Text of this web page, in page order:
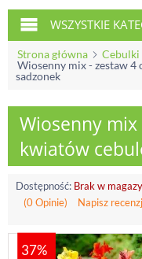
WSZYSTKIE
Strona główna Cebulki
Wiosenny mix - zestaw
sadzonek
Wiosenny
kwiatów
Dostępność: Brak w
(0 Opinie)
Napisz
37%